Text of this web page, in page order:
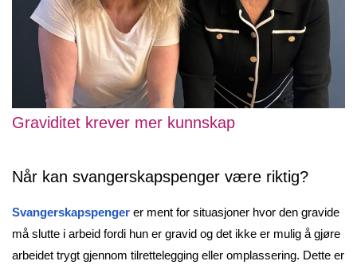
Graviditet krever mer kunnskap
Når kan svangerskapspenger være riktig?
Svangerskapspenger er ment for situasjoner hvor den gravide
må slutte i arbeid fordi hun er gravid og det ikke er mulig å gjøre
arbeidet trygt gjennom tilrettelegging eller omplassering. Dette er